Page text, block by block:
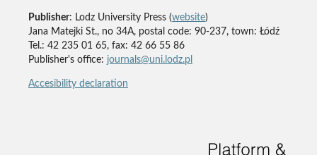
Publisher: Lodz University Press (website)
Jana Matejki St., no 34A, postal code: 90-237, town: Łódź
Tel.: 42 235 01 65, fax: 42 66 55 86
Publisher's office: journals@uni.lodz.pl
Accesibility declaration